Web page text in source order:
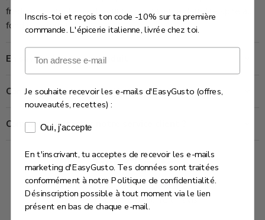
fredda, ou simplement pour ne pas rater la dernière spire au
fond du paquet.
En savoir plus sur ce produit
Combien de temps prend la livraison ?
Comment contacter notre service client ?
Avis Clients
Soyez le premier à écrire un avis
Inscris-toi et reçois ton code -10% sur ta première
commande. L'épicerie italienne, livrée chez toi.
Email
Je souhaite recevoir les e-mails d'EasyGusto (offres,
nouveautés, recettes) :
Consentement e-mails marketing
Oui, j'accepte
En t'inscrivant, tu acceptes de recevoir les e-mails
marketing d'EasyGusto. Tes données sont traitées
conformément à notre Politique de confidentialité.
Désinscription possible à tout moment via le lien
présent en bas de chaque e-mail.